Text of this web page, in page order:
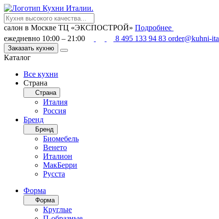
салон в Москве ТЦ «ЭКСПОСТРОЙ» Подробнее
ежедневно 10:00 – 21:00
8 495 133 94 83 order@kuhni-
Заказать кухню
Каталог
Все кухни
Страна
Страна
Италия
Россия
Бренд
Бренд
Биомебель
Венето
Италион
МакБерри
Русста
Форма
Форма
Круглые